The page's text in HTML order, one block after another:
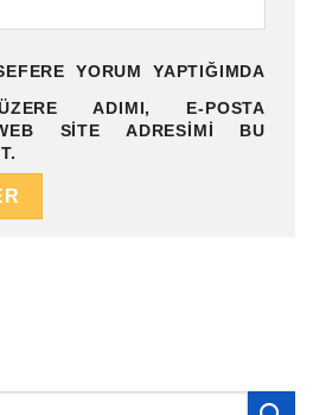
YORUM YAPTIĞIMDA
ADIMI, E-POSTA
SITE ADRESIMI BU